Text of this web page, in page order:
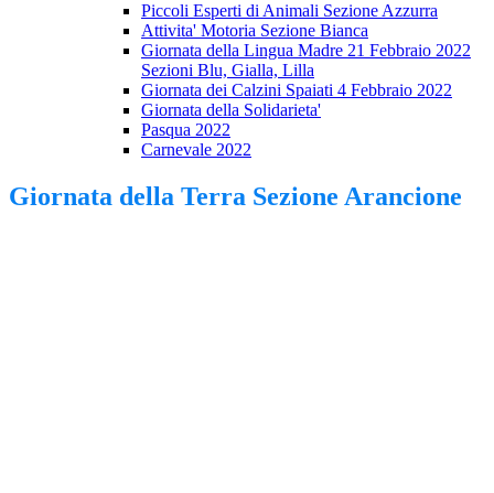
Piccoli Esperti di Animali Sezione Azzurra
Attivita' Motoria Sezione Bianca
Giornata della Lingua Madre 21 Febbraio 2022
Sezioni Blu, Gialla, Lilla
Giornata dei Calzini Spaiati 4 Febbraio 2022
Giornata della Solidarieta'
Pasqua 2022
Carnevale 2022
Giornata della Terra Sezione Arancione